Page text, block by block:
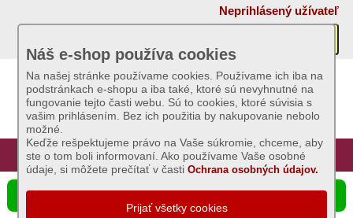
Neprihlásený užívateľ
Úvod Hlavná stránka Prihlásenie Registrácia
Náš e-shop používa cookies
Na našej stránke používame cookies. Používame ich iba na
podstránkach e-shopu a iba také, ktoré sú nevyhnutné na
fungovanie tejto časti webu. Sú to cookies, ktoré súvisia s
vašim prihlásením. Bez ich použitia by nakupovanie nebolo
možné.
Keďže rešpektujeme právo na Vaše súkromie, chceme, aby
ste o tom boli informovaní. Ako používame Vaše osobné
údaje, si môžete prečítať v častiOchrana osobných údajov.
☰ Ponuka produktov
Akcie
Sviečky
Umelé
kvety